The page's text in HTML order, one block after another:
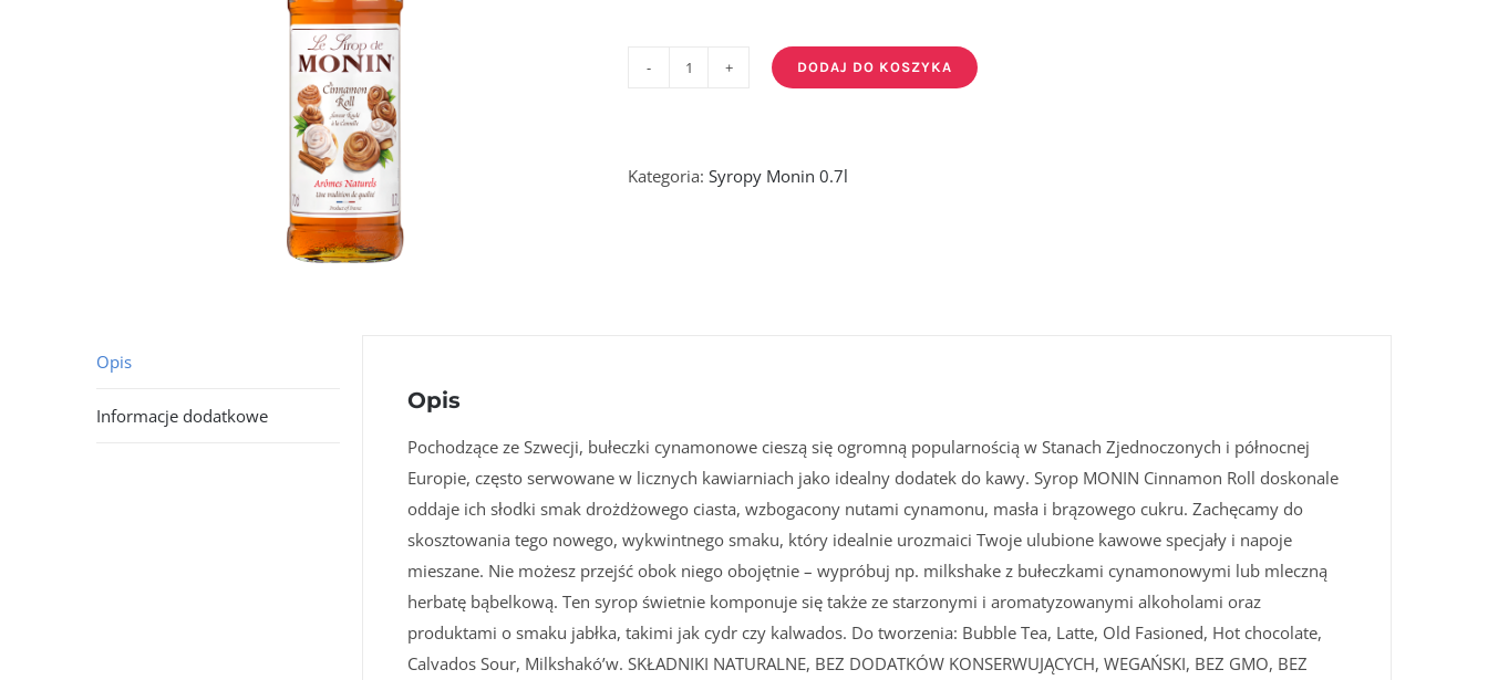
-
DODAJ DO KOSZYKA
Kategoria: Syropy Monin 0.7l
Opis
Informacje dodatkowe
Opis
Pochodzące ze Szwecji, bułeczki cynamonowe cieszą się ogromną popularnością w Stanach Zjednoczonych i północnej
Europie, często serwowane w licznych kawiarniach jako idealny dodatek do kawy. Syrop MONIN Cinnamon Roll doskonale
oddaje ich słodki smak drożdżowego ciasta, wzbogacony nutami cynamonu, masła i brązowego cukru. Zachęcamy do
skosztowania tego nowego, wykwintnego smaku, który idealnie urozmaici Twoje ulubione kawowe specjały i napoje
mieszane. Nie możesz przejść obok niego obojętnie – wypróbuj np. milkshake z bułeczkami cynamonowymi lub mleczną
herbatę bąbelkową. Ten syrop świetnie komponuje się także ze starzonymi i aromatyzowanymi alkoholami oraz
produktami o smaku jabłka, takimi jak cydr czy kalwados. Do tworzenia: Bubble Tea, Latte, Old Fasioned, Hot chocolate,
Calvados Sour, Milkshakó’w. SKŁADNIKI NATURALNE, BEZ DODATKÓW KONSERWUJĄCYCH, WEGAŃSKI, BEZ GMO, BEZ